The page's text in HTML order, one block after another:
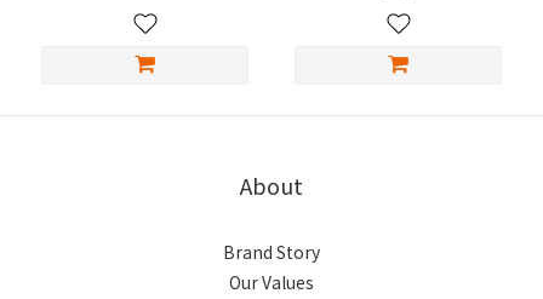
About
Brand Story
Our Values